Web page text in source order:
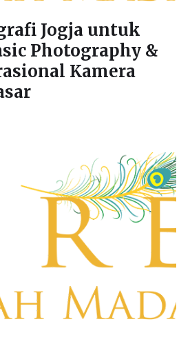
Jogja untuk
Photography &
Kamera